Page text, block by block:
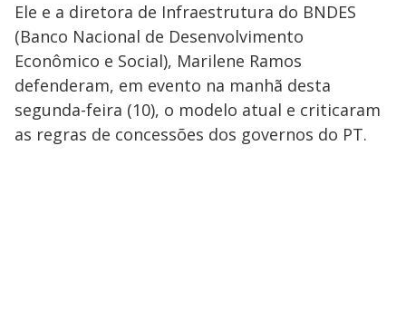
Ele e a diretora de Infraestrutura do BNDES
(Banco Nacional de Desenvolvimento
Econômico e Social), Marilene Ramos
defenderam, em evento na manhã desta
segunda-feira (10), o modelo atual e criticaram
as regras de concessões dos governos do PT.